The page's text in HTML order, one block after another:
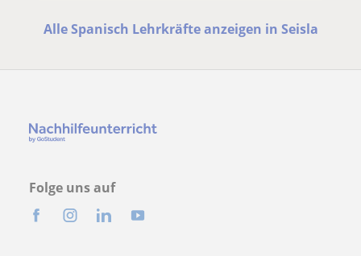
Alle Spanisch Lehrkräfte anzeigen in Seisla
Folge uns auf